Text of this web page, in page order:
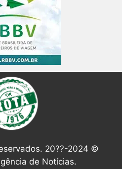
20??-2024 ©
de Notícias.